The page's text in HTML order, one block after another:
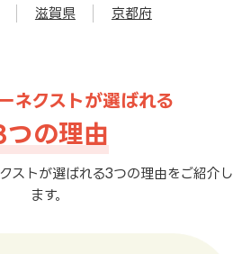
滋賀県 京都府
ネクストが選ばれる
つの理由
ストが選ばれる3つの理由をご紹介し
ます。